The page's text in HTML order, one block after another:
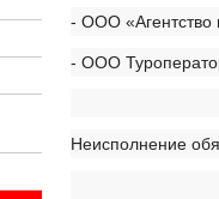
- ООО
- ООО
Неисполнение